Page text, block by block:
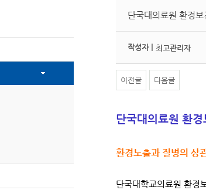
단국대의료원 환경
작성자 | 최고관리자
이전글 다음글
단국대의료원 환
환경노출과 질병의 상
단국대학교의료원 환경